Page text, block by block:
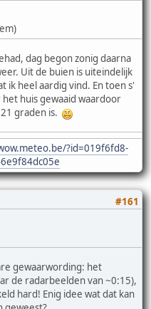
dag begon zonig daarna
Uit de buien is uiteindelijk
ik heel aardig vind. En toen s'
huis gewaaid waardoor
graden is.
?id=019f6fd8-
#161
gewaarwording: het
de radarbeelden van ~0:15),
hard! Enig idee wat dat kan